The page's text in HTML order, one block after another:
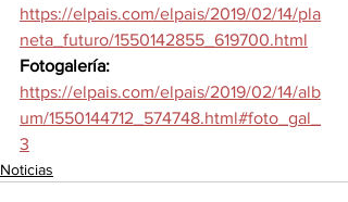
https://elpais.com/elpais/2019/02/14/pla
neta_futuro/1550142855_619700.html
Fotogalería:
https://elpais.com/elpais/2019/02/14/alb
um/1550144712_574748.html#foto_gal_
3
Noticias